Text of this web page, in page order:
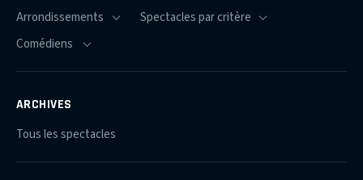
ARCHIVES
Tous les spectacles